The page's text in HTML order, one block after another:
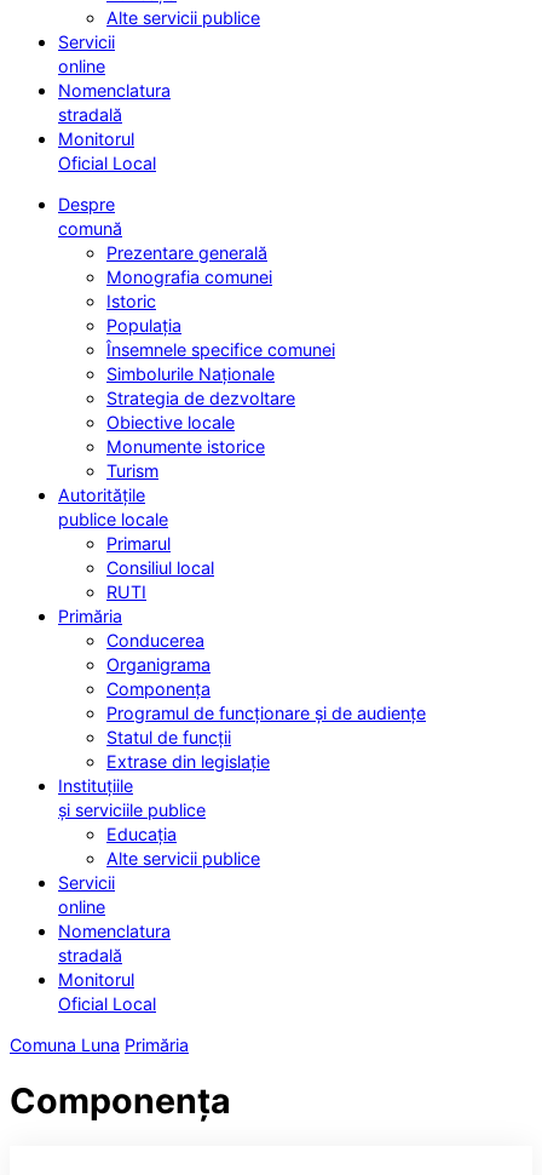
Alte servicii publice
Servicii
online
Nomenclatura
stradală
Monitorul
Oficial Local
Despre
comună
Prezentare generală
Monografia comunei
Istoric
Populația
Însemnele specifice comunei
Simbolurile Naționale
Strategia de dezvoltare
Obiective locale
Monumente istorice
Turism
Autoritățile
publice locale
Primarul
Consiliul local
RUTI
Primăria
Conducerea
Organigrama
Componența
Programul de funcționare și de audiențe
Statul de funcții
Extrase din legislație
Instituțiile
și serviciile publice
Educația
Alte servicii publice
Servicii
online
Nomenclatura
stradală
Monitorul
Oficial Local
Comuna Luna Primăria
Componența